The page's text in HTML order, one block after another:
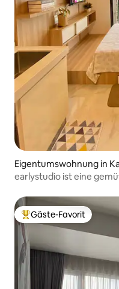
Eigentumswohnung in
earlystudio ist eine
Beliebter Gäste-Favorit.
Gäste-Favorit